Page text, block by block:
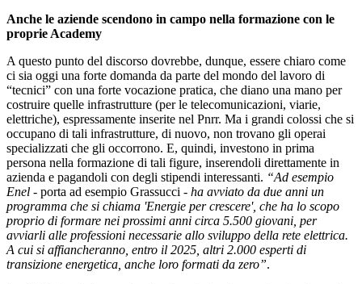
Anche le aziende scendono in campo nella formazione con le
proprie Academy
A questo punto del discorso dovrebbe, dunque, essere chiaro come
ci sia oggi una forte domanda da parte del mondo del lavoro di
“tecnici” con una forte vocazione pratica, che diano una mano per
costruire quelle infrastrutture (per le telecomunicazioni, viarie,
elettriche), espressamente inserite nel Pnrr. Ma i grandi colossi che si
occupano di tali infrastrutture, di nuovo, non trovano gli operai
specializzati che gli occorrono. E, quindi, investono in prima
persona nella formazione di tali figure, inserendoli direttamente in
azienda e pagandoli con degli stipendi interessanti. “Ad esempio
Enel - porta ad esempio Grassucci - ha avviato da due anni un
programma che si chiama 'Energie per crescere', che ha lo scopo
proprio di formare nei prossimi anni circa 5.500 giovani, per
avviarli alle professioni necessarie allo sviluppo della rete elettrica.
A cui si affiancheranno, entro il 2025, altri 2.000 esperti di
transizione energetica, anche loro formati da zero”.